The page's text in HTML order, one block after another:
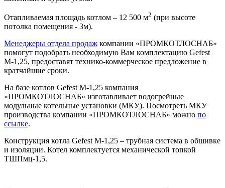
Отапливаемая площадь котлом – 12 500 м2 (при высоте
потолка помещения - 3м).
Менеджеры отдела продаж компании «ПРОМКОТЛОСНАБ»
помогут подобрать необходимую Вам комплектацию Gefest
M-1,25, предоставят технико-коммерческое предложение в
кратчайшие сроки.
На базе котлов Gefest M-1,25 компания
«ПРОМКОТЛОСНАБ» изготавливает водогрейные
модульные котельные установки (МКУ). Посмотреть МКУ
производства компании «ПРОМКОТЛОСНАБ» можно по
ссылке.
Конструкция котла Gefest M-1,25 – трубная система в обшивке
и изоляции. Котел комплектуется механической топкой
ТШПмц-1,5.